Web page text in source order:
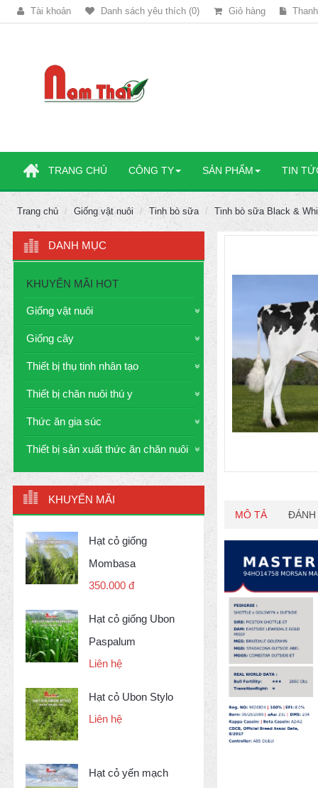
Tài khoản Danh sách yêu thích (0) Giỏ hàng
TRANG CHỦ CÔNG TY SẢN PHẨM TIN
Trang chủ Giống vật nuôi Tinh bò sữa Tinh bò sữa Black &
DANH MỤC
KHUYẾN MÃI HOT
Giống vật nuôi
Giống cây
Thiết bị thụ tinh nhân tạo
Thiết bị chăn nuôi thú y
Thức ăn gia súc
Thiết bị sản xuất thức ăn chăn nuôi
KHUYẾN MÃI
Hạt cỏ giống
Mombasa
350.000 đ
Hạt cỏ giống Ubon
Paspalum
Liên hệ
Hạt cỏ Ubon Stylo
Liên hệ
Hạt cỏ yến mạch
MÔ TẢ ĐÁNH